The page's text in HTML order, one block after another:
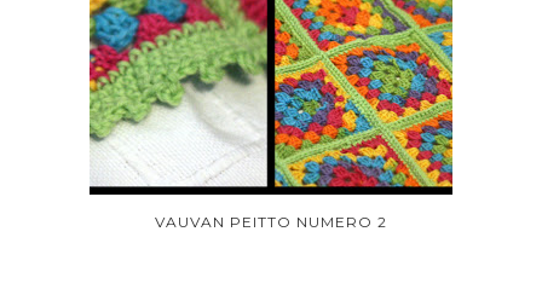
VAUVAN PEITTO NUMERO 2